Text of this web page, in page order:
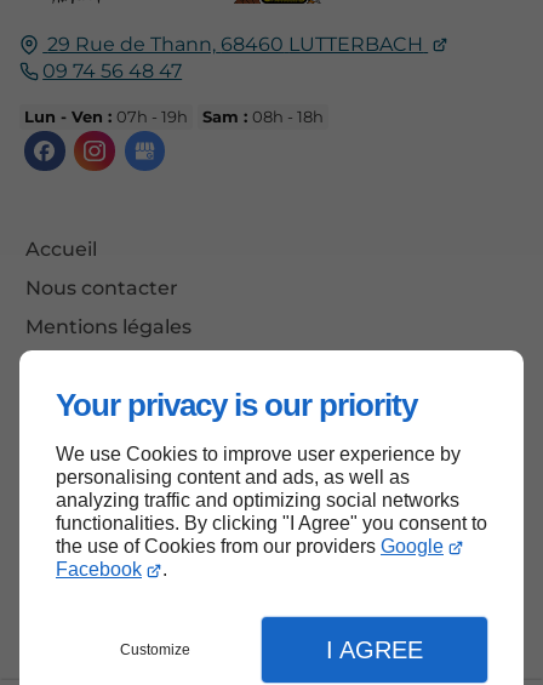
Your privacy is our priority
We use Cookies to improve user experience by
personalising content and ads, as well as
analyzing traffic and optimizing social networks
functionalities. By clicking "I Agree" you consent to
the use of Cookies from our providers Google
Facebook
.
Customize I AGREE
29 Rue de Thann, 68460 LUTTERBACH
09 74 56 48 47
Lun - Ven :07h - 19h Sam :08h - 18h
Accueil
Nous contacter
Mentions légales
Haut de page